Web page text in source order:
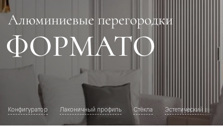
Алюминиевые перегородки
ФОРМАТО
Конфигуратор Лаконичный профиль Стёкла Эстетический